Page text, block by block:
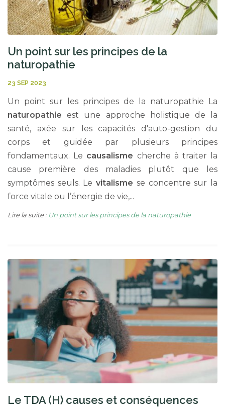
Un point sur les principes de la
naturopathie
23 SEP 2023
Un point sur les principes de la naturopathie La
naturopathie est une approche holistique de la
santé, axée sur les capacités d'auto-gestion du
corps et guidée par plusieurs principes
fondamentaux. Le causalisme cherche à traiter la
cause première des maladies plutôt que les
symptômes seuls. Levitalisme se concentre sur la
force vitale ou l’énergie de vie,...
Lire la suite : Un point sur les principes de la naturopathie
Le TDA (H) causes et conséquences